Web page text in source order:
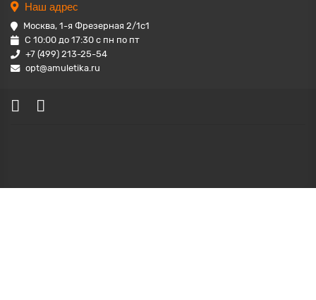
Наш адрес
Москва, 1-я Фрезерная 2/1с1
С 10:00 до 17:30 с пн по пт
+7 (499) 213-25-54
opt@amuletika.ru